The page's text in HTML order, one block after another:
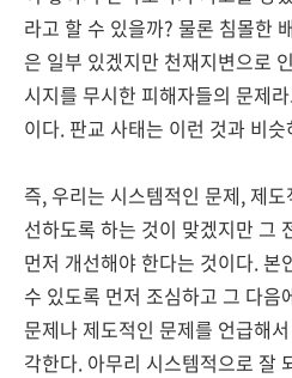
라고 할 수 있을까? 물론 침몰한
은 일부 있겠지만 천재지변으로
시지를 무시한 피해자들의 문제
이다. 판교 사태는 이런 것과 비
즉, 우리는 시스템적인 문제, 제
선하도록 하는 것이 맞겠지만 그
먼저 개선해야 한다는 것이다. 본
수 있도록 먼저 조심하고 그 다음
문제나 제도적인 문제를 언급해
각한다. 아무리 시스템적으로 잘